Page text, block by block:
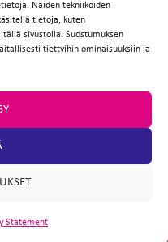
Näiden tekniikoiden
tietoja, kuten
sivustolla. Suostumuksen
tiettyihin ominaisuuksiin ja
Statement